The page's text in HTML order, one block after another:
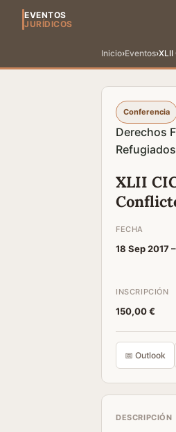
EVENTOS
JURÍDICOS
Inicio›Eventos›
Conferencia
Derechos
Refugiados
XLII
FECHA
18 Sep 2017 –
INSCRIPCIÓN
150,00 €
📅 Outlook
DESCRIPCIÓN